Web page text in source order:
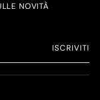
NOVITÀ
ISCRIVITI